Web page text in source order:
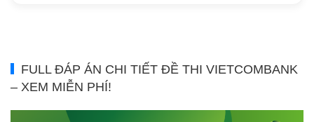
FULL ĐÁP ÁN CHI TIẾT ĐỀ THI VIETCOMBANK
– XEM MIỄN PHÍ!